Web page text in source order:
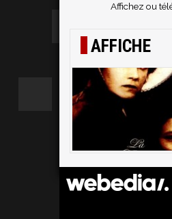
Affichez ou
AFFICHE